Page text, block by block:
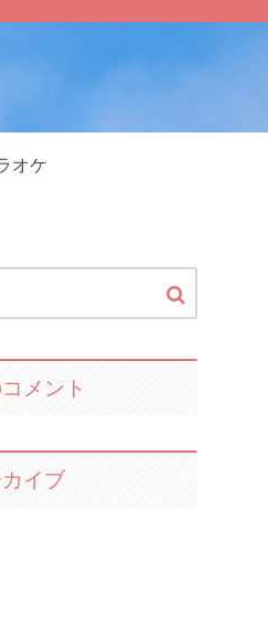
オケ
メント
イブ